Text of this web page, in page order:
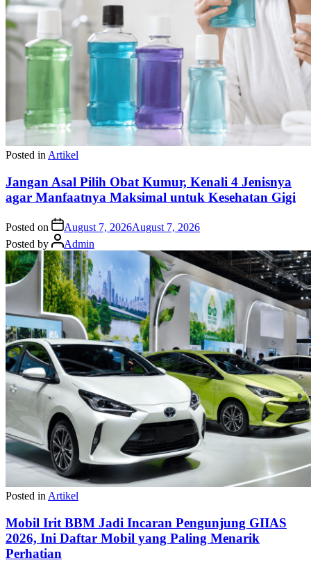
Posted in Artikel
Jangan Asal Pilih Obat Kumur, Kenali 4 Jenisnya
agar Manfaatnya Maksimal untuk Kesehatan Gigi
Posted on August 7, 2026August 7, 2026
Posted by
Admin
Posted inArtikel
Mobil Irit BBM Jadi Incaran Pengunjung GIIAS
2026, Ini Daftar Mobil yang Paling Menarik
Perhatian